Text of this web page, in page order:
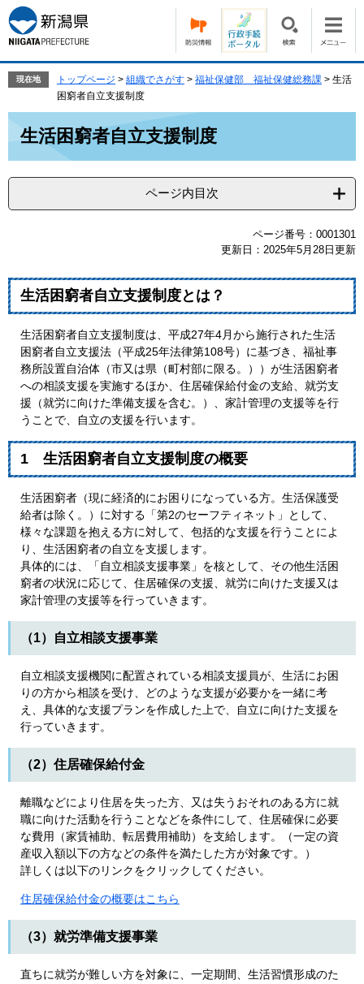
ー
ジ
の
で
ニ
ュ
ー
ば
本
文
現在地 トップページ > 組織でさがす > 福祉保健部 福祉保健総務課 > 生活
困窮者自立支援制度
生活困窮者自立支援制度
ページ内目次
ページ番号：0001301
更新日：2025年5月28日更新
生活困窮者自立支援制度とは？
生活困窮者自立支援制度は、平成27年4月から施行された生活
困窮者自立支援法（平成25年法律第108号）に基づき、福祉事
務所設置自治体（市又は県（町村部に限る。））が生活困窮者
への相談支援を実施するほか、住居確保給付金の支給、就労支
援（就労に向けた準備支援を含む。）、家計管理の支援等を行
うことで、自立の支援を行います。
1 生活困窮者自立支援制度の概要
生活困窮者（現に経済的にお困りになっている方。生活保護受
給者は除く。）に対する「第2のセーフティネット」として、
様々な課題を抱える方に対して、包括的な支援を行うことによ
り、生活困窮者の自立を支援します。
具体的には、「自立相談支援事業」を核として、その他生活困
窮者の状況に応じて、住居確保の支援、就労に向けた支援又は
家計管理の支援等を行っていきます。
（1）自立相談支援事業
自立相談支援機関に配置されている相談支援員が、生活にお困
りの方から相談を受け、どのような支援が必要かを一緒に考
え、具体的な支援プランを作成した上で、自立に向けた支援を
行っていきます。
（2）住居確保給付金
離職などにより住居を失った方、又は失うおそれのある方に就
職に向けた活動を行うことなどを条件にして、住居確保に必要
な費用（家賃補助、転居費用補助）を支給します。（一定の資
産収入額以下の方などの条件を満たした方が対象です。）
詳しくは以下のリンクをクリックしてください。
住居確保給付金の概要はこちら
（3）就労準備支援事業
直ちに就労が難しい方を対象に、一定期間、生活習慣形成のた